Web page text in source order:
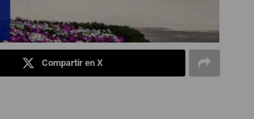
Compartir en X